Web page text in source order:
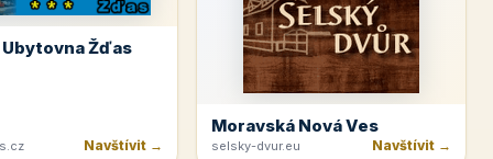
Žďas
Navštívit →
Moravská Nová Ves
selsky-dvur.eu Navštívit →